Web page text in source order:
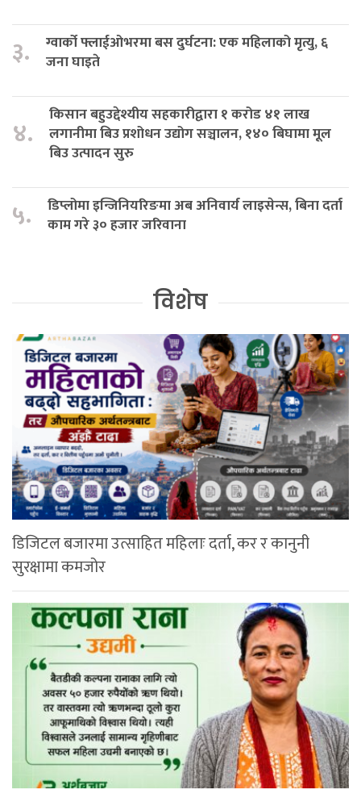
३.
ग्वार्को फ्लाईओभरमा बस दुर्घटना: एक महिलाको मृत्यु, ६
जना घाइते
४.
किसान बहुउद्देश्यीय सहकारीद्वारा १ करोड ४१ लाख
लगानीमा बिउ प्रशोधन उद्योग सञ्चालन, १४० बिघामा मूल
बिउ उत्पादन सुरु
५.
डिप्लोमा इन्जिनियरिङमा अब अनिवार्य लाइसेन्स, बिना दर्ता
काम गरे ३० हजार जरिवाना
विशेष
डिजिटल बजारमा उत्साहित महिलाः दर्ता, कर र कानुनी
सुरक्षामा कमजोर